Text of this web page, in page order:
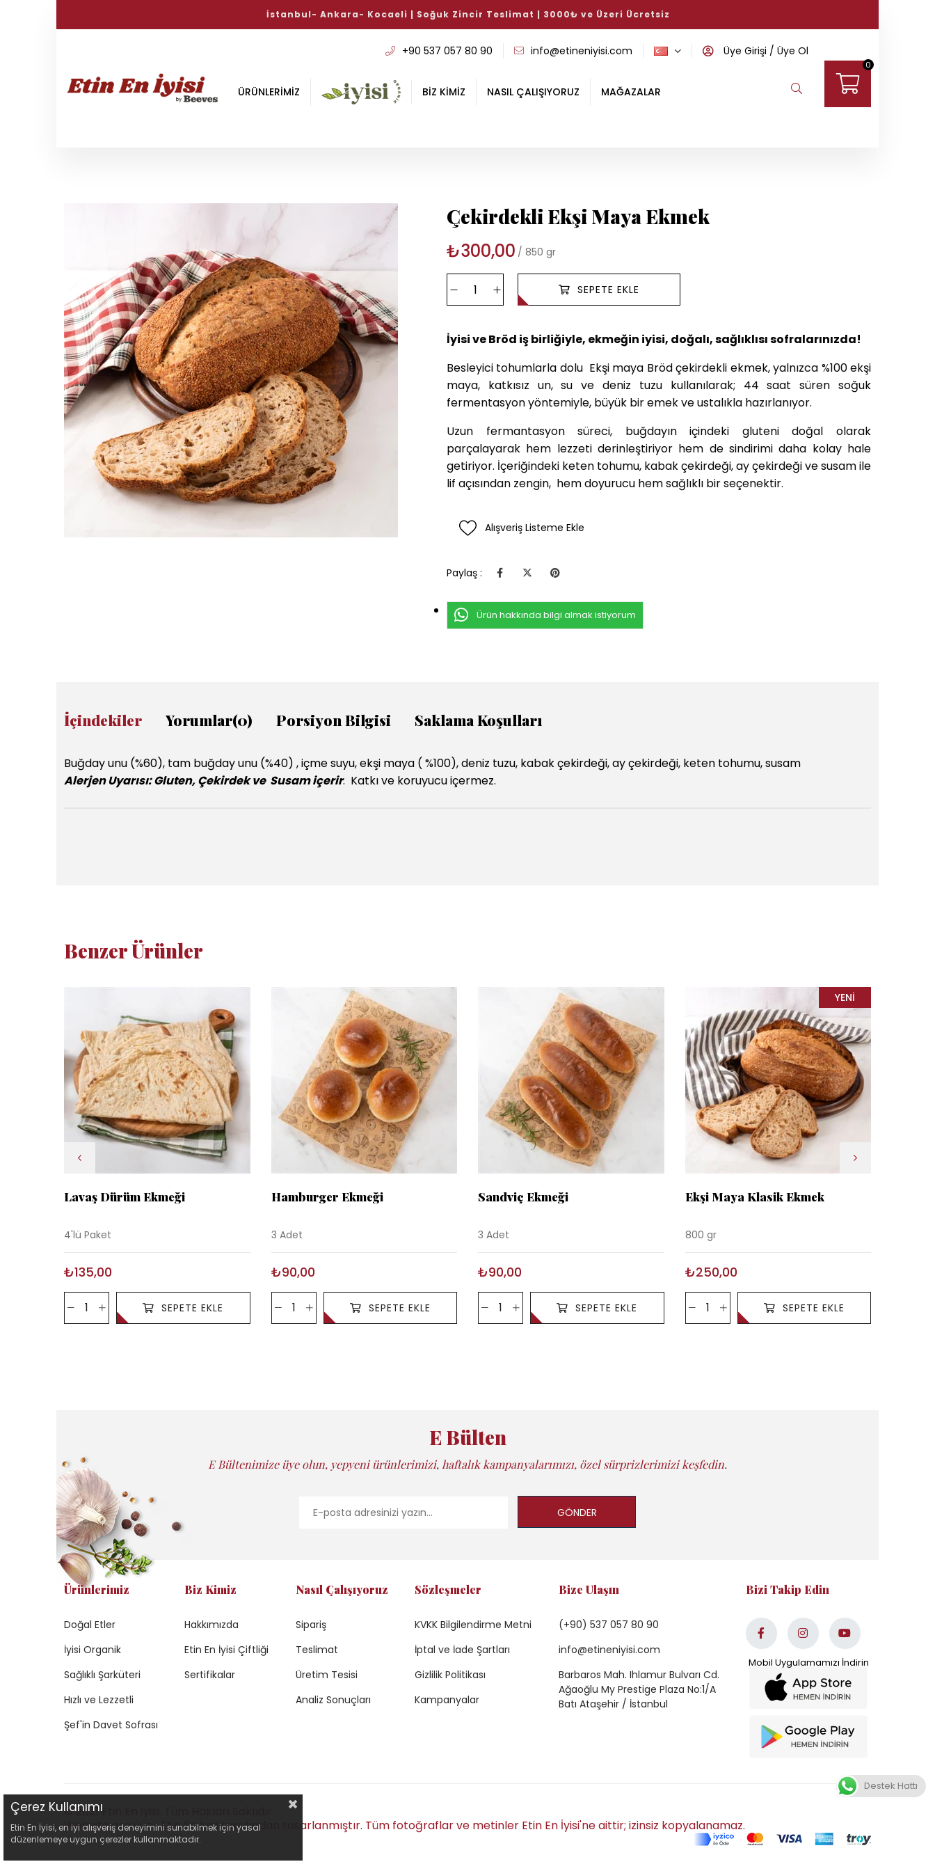
Doğal Sucuk ve Sosis Çeşitlerinde %15 İndirim Hediye! ALışverişe Başlayın!
+90 537 057 80 90 info@etineniyisi.com Üye Girişi Üye Ol
0
ÜRÜNLERİMİZ BİZ KİMİZ NASIL ÇALIŞIYORUZ MAĞAZALAR
Çekirdekli Ekşi Maya Ekmek
₺300,00 850 gr
İyisi ve Bröd iş birliğiyle, ekmeğin iyisi, doğalı, sağlıklısı sofralarınızda!
Besleyici tohumlarla dolu Ekşi maya Bröd çekirdekli ekmek, yalnızca %100 ekşi
maya, katkısız un, su ve deniz tuzu kullanılarak; 44 saat süren soğuk
fermentasyon yöntemiyle, büyük bir emek ve ustalıkla hazırlanıyor.
Uzun fermantasyon süreci, buğdayın içindeki gluteni doğal olarak
parçalayarak hem lezzeti derinleştiriyor hem de sindirimi daha kolay hale
getiriyor. İçeriğindeki keten tohumu, kabak çekirdeği, ay çekirdeği ve susam ile
lif açısından zengin, hem doyurucu hem sağlıklı bir seçenektir.
Alışveriş Listeme Ekle
Paylaş :
Ürün hakkında bilgi almak istiyorum
İçindekiler Yorumlar(0) Porsiyon Bilgisi Saklama Koşulları
Buğday unu (%60), tam buğday unu (%40) , içme suyu, ekşi maya ( %100), deniz tuzu, kabak çekirdeği, ay çekirdeği, keten tohumu, susam
Alerjen Uyarısı: Gluten, Çekirdek ve Susam içerir. Katkı ve koruyucu içermez.
Benzer Ürünler
Lavaş Dürüm Ekmeği
4'lü Paket
₺135,00
SEPETE EKLE
Hamburger Ekmeği
3 Adet
₺90,00
SEPETE EKLE
Sandviç Ekmeği
3 Adet
₺90,00
SEPETE EKLE
Ekşi Maya Klasik Ekmek
800 gr
₺250,00
SEPETE EKLE
YENI
ÜRÜN
E Bülten
E Bültenimize üye olun, yepyeni ürünlerimizi, haftalık kampanyalarımızı, özel sürprizlerimizi keşfedin.
GÖNDER
Ürünlerimiz
Doğal Etler
İyisi Organik
Sağlıklı Şarküteri
Hızlı ve Lezzetli
Şef'in Davet Sofrası
Biz Kimiz
Hakkımızda
Etin En İyisi Çiftliği
Sertifikalar
Nasıl Çalışıyoruz
Sipariş
Teslimat
Üretim Tesisi
Analiz Sonuçları
Sözleşmeler
KVKK Bilgilendirme Metni
İptal ve İade Şartları
Gizlilik Politikası
Kampanyalar
Bize Ulaşın
(+90) 537 057 80 90
info@etineniyisi.com
Barbaros Mah. Ihlamur Bulvarı Cd.
Ağaoğlu My Prestige Plaza No:1/A
Batı Ataşehir / İstanbul
Bizi Takip Edin
© 2021 Etin En İyisi. Tüm Hakları Saklıdır.
Website ara yüzü Etin En İyisi tarafından tasarlanmıştır. Tüm fotoğraflar ve metinler Etin En İyisi'ne aittir; izinsiz kopyalanamaz.
Destek Hattı
Çerez Kullanımı
Etin En İyisi, en iyi alışveriş deneyimini sunabilmek için yasal
düzenlemeye uygun çerezler kullanmaktadır.